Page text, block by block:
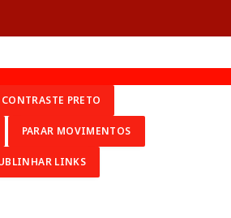
CONTRASTE PRETO
PARAR MOVIMENTOS
LINKS